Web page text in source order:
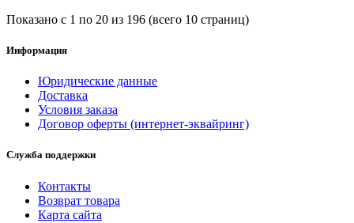
Показано с 1 по 20 из 196 (всего 10 страниц)
Информация
Юридические данные
Доставка
Условия заказа
Договор оферты (интернет-эквайринг)
Служба поддержки
Контакты
Возврат товара
Карта сайта